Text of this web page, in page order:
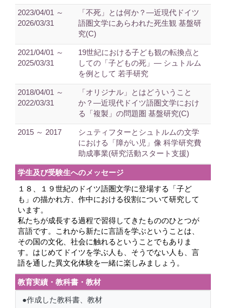
2023/04/01 ～
2026/03/31
「不死」とは何か？―近現代ドイツ
語圏文学にあらわれた死生観 基盤研
究(C)
2021/04/01 ～
2025/03/31
19世紀における子ども観の転換点と
しての「子どもの死」― シュトルム
を例として 若手研究
2018/04/01 ～
2022/03/31
「オリジナル」とはどういうこと
か？―近現代ドイツ語圏文学におけ
る「複製」の問題圏 基盤研究(C)
2015 ～ 2017
シュティフターとシュトルムの文学
における「障がい児」像 科学研究費
助成事業(研究活動スタート支援)
学生及び受験生へのメッセージ
１８、１９世紀のドイツ語圏文学に登場する「子ど
も」の描かれ方、作中における役割について研究して
います。
私たちが成長する過程で習得してきたもののひとつが
言語です。これから新たに言語を学ぶということは、
その国の文化、社会に触れるということでもありま
す。はじめてドイツを学ぶ人も、そうでない人も、言
語を通した異文化体験を一緒に楽しみましょう。
教育実績・教科書・教材
●作成した教科書、教材